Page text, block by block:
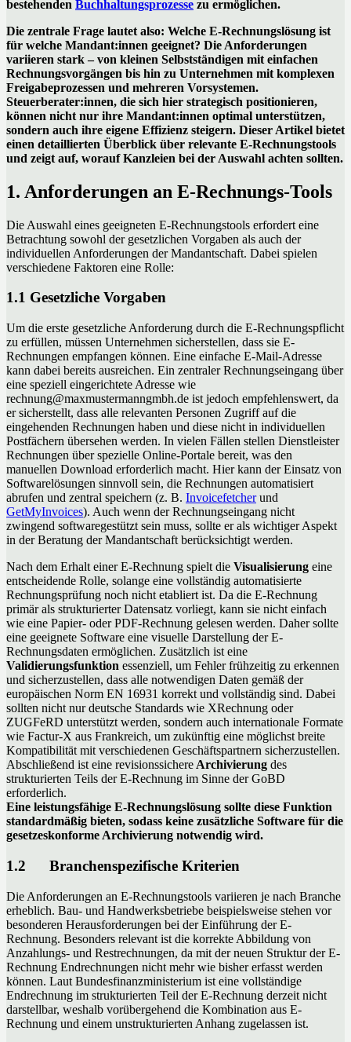
bestehenden Buchhaltungsprozesse zu ermöglichen.
Die zentrale Frage lautet also: Welche E-Rechnungslösung ist
für welche Mandant:innen geeignet? Die Anforderungen
variieren stark – von kleinen Selbstständigen mit einfachen
Rechnungsvorgängen bis hin zu Unternehmen mit komplexen
Freigabeprozessen und mehreren Vorsystemen.
Steuerberater:innen, die sich hier strategisch positionieren,
können nicht nur ihre Mandant:innen optimal unterstützen,
sondern auch ihre eigene Effizienz steigern. Dieser Artikel bietet
einen detaillierten Überblick über relevante E-Rechnungstools
und zeigt auf, worauf Kanzleien bei der Auswahl achten sollten.
1. Anforderungen an E-Rechnungs-Tools
Die Auswahl eines geeigneten E-Rechnungstools erfordert eine
Betrachtung sowohl der gesetzlichen Vorgaben als auch der
individuellen Anforderungen der Mandantschaft. Dabei spielen
verschiedene Faktoren eine Rolle:
1.1 Gesetzliche Vorgaben
Um die erste gesetzliche Anforderung durch die E-Rechnungspflicht
zu erfüllen, müssen Unternehmen sicherstellen, dass sie E-
Rechnungen empfangen können. Eine einfache E-Mail-Adresse
kann dabei bereits ausreichen. Ein zentraler Rechnungseingang über
eine speziell eingerichtete Adresse wie
rechnung@maxmustermanngmbh.de ist jedoch empfehlenswert, da
er sicherstellt, dass alle relevanten Personen Zugriff auf die
eingehenden Rechnungen haben und diese nicht in individuellen
Postfächern übersehen werden. In vielen Fällen stellen Dienstleister
Rechnungen über spezielle Online-Portale bereit, was den
manuellen Download erforderlich macht. Hier kann der Einsatz von
Softwarelösungen sinnvoll sein, die Rechnungen automatisiert
abrufen und zentral speichern (z. B. Invoicefetcherund
GetMyInvoices). Auch wenn der Rechnungseingang nicht
zwingend softwaregestützt sein muss, sollte er als wichtiger Aspekt
in der Beratung der Mandantschaft berücksichtigt werden.
Nach dem Erhalt einer E-Rechnung spielt die Visualisierung eine
entscheidende Rolle, solange eine vollständig automatisierte
Rechnungsprüfung noch nicht etabliert ist. Da die E-Rechnung
primär als strukturierter Datensatz vorliegt, kann sie nicht einfach
wie eine Papier- oder PDF-Rechnung gelesen werden. Daher sollte
eine geeignete Software eine visuelle Darstellung der E-
Rechnungsdaten ermöglichen. Zusätzlich ist eine
Validierungsfunktion essenziell, um Fehler frühzeitig zu erkennen
und sicherzustellen, dass alle notwendigen Daten gemäß der
europäischen Norm EN 16931 korrekt und vollständig sind. Dabei
sollten nicht nur deutsche Standards wie XRechnung oder
ZUGFeRD unterstützt werden, sondern auch internationale Formate
wie Factur-X aus Frankreich, um zukünftig eine möglichst breite
Kompatibilität mit verschiedenen Geschäftspartnern sicherzustellen.
Abschließend ist eine revisionssichere Archivierung des
strukturierten Teils der E-Rechnung im Sinne der GoBD
erforderlich.
Eine leistungsfähige E-Rechnungslösung sollte diese Funktion
standardmäßig bieten, sodass keine zusätzliche Software für die
gesetzeskonforme Archivierung notwendig wird.
1.2 Branchenspezifische Kriterien
Die Anforderungen an E-Rechnungstools variieren je nach Branche
erheblich. Bau- und Handwerksbetriebe beispielsweise stehen vor
besonderen Herausforderungen bei der Einführung der E-
Rechnung. Besonders relevant ist die korrekte Abbildung von
Anzahlungs- und Restrechnungen, da mit der neuen Struktur der E-
Rechnung Endrechnungen nicht mehr wie bisher erfasst werden
können. Laut Bundesfinanzministerium ist eine vollständige
Endrechnung im strukturierten Teil der E-Rechnung derzeit nicht
darstellbar, weshalb vorübergehend die Kombination aus E-
Rechnung und einem unstrukturierten Anhang zugelassen ist.